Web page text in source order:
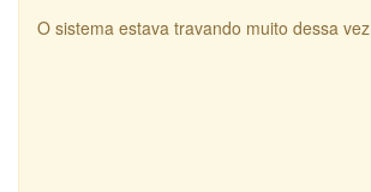
O sistema estava travando muito dessa vez